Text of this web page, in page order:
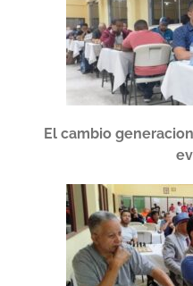
El cambio